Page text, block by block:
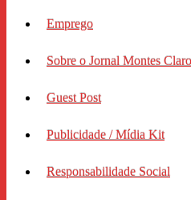
Emprego
Sobre o Jornal Montes
Guest Post
Publicidade / Mídia Kit
Responsabilidade Social